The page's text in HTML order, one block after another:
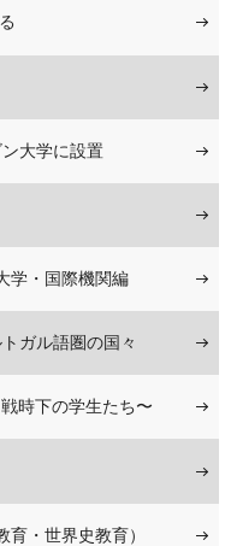
大学に設置
学・国際機関編
ガル語圏の国々
時下の学生たち〜
・世界史教育）